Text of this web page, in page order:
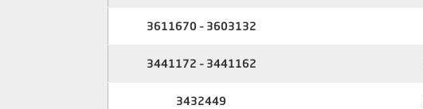
3603132 – 3611670
3441162 – 3441172
3432449